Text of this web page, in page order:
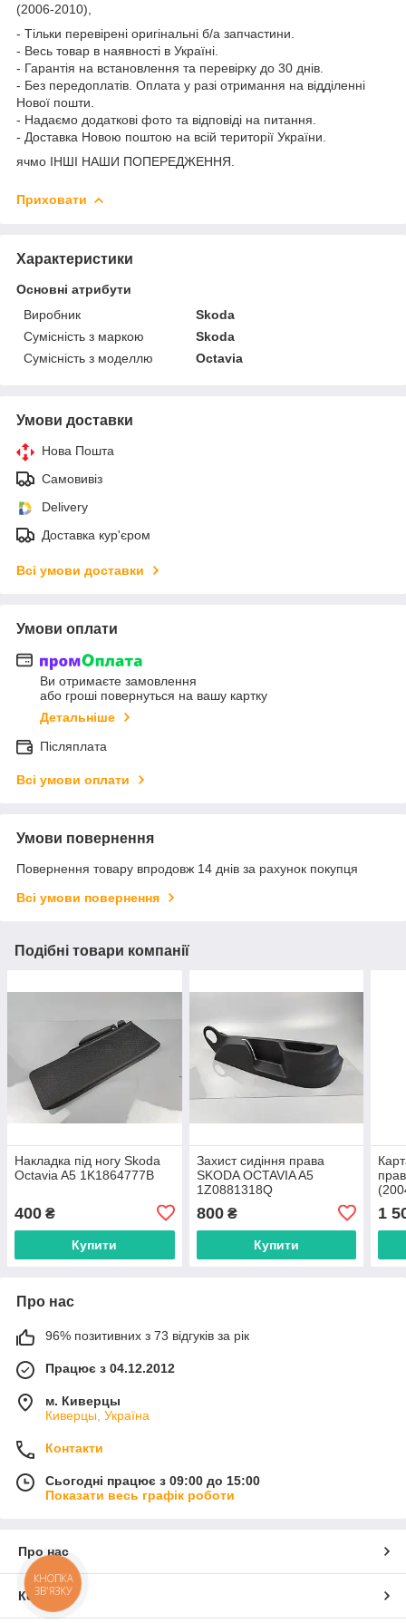
(2006-2010),
- Тільки перевірені оригінальні б/а запчастини.
- Весь товар в наявності в Україні.
- Гарантія на встановлення та перевірку до 30 днів.
- Без передоплатів. Оплата у разі отримання на відділенні
Нової пошти.
- Надаємо додаткові фото та відповіді на питання.
- Доставка Новою поштою на всій території України.
ячмо ІНШІ НАШИ ПОПЕРЕДЖЕННЯ.
Приховати
Характеристики
Основні атрибути
Виробник
Skoda
Сумісність з маркою
Skoda
Сумісність з моделлю
Octavia
Умови доставки
Нова Пошта
Самовивіз
Delivery
Доставка кур'єром
Всі умови доставки
Умови оплати
Ви отримаєте замовлення
або гроші повернуться на вашу картку
Детальніше
Післяплата
Всі умови оплати
Умови повернення
Повернення товару впродовж 14 днів за рахунок покупця
Всі умови повернення
Подібні товари компанії
Накладка під ногу Skoda
Octavia A5 1K1864777B
400 ₴
Купити
Захист сидіння права
SKODA OCTAVIA A5
1Z0881318Q
800₴
Купити
1
Про нас
96% позитивних з 73 відгуків за рік
Працює з 04.12.2012
м. Киверцы
Киверцы, Україна
Контакти
Сьогодні працює з 09:00 до 15:00
Показати весь графік роботи
Про нас
Контакти
КНОПКА
ЗВ'ЯЗКУ